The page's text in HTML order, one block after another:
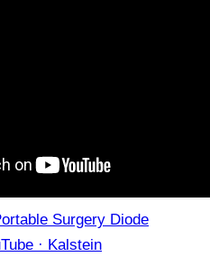
Surgery Diode
· Kalstein